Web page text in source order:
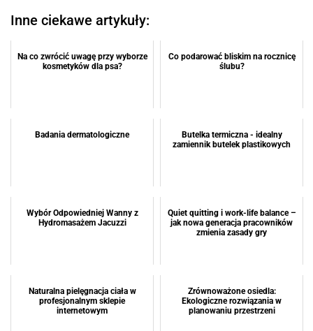
Inne ciekawe artykuły:
Na co zwrócić uwagę przy wyborze
kosmetyków dla psa?
Co podarować bliskim na rocznicę
ślubu?
Badania dermatologiczne
Butelka termiczna - idealny
zamiennik butelek plastikowych
Wybór Odpowiedniej Wanny z
Hydromasażem Jacuzzi
Quiet quitting i work-life balance –
jak nowa generacja pracowników
zmienia zasady gry
Naturalna pielęgnacja ciała w
profesjonalnym sklepie
internetowym
Zrównoważone osiedla:
Ekologiczne rozwiązania w
planowaniu przestrzeni